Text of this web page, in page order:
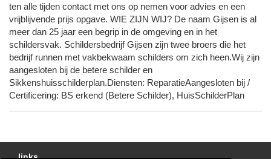
ten alle tijden contact met ons op nemen voor advies en een
vrijblijvende prijs opgave. WIE ZIJN WIJ? De naam Gijsen is al
meer dan 25 jaar een begrip in de omgeving en in het
schildersvak. Schildersbedrijf Gijsen zijn twee broers die het
bedrijf runnen met vakbekwaam schilders om zich heen.Wij zijn
aangesloten bij de betere schilder en
Sikkenshuisschilderplan.Diensten: ReparatieAangesloten bij /
Certificering: BS erkend (Betere Schilder), HuisSchilderPlan
links